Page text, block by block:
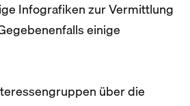
Infografiken zur Vermittlung
einige
über die